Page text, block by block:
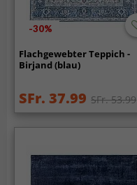
-30%
Flachgewebter Teppich -
Birjand (blau)
SFr. 37.99 SFr. 53.99